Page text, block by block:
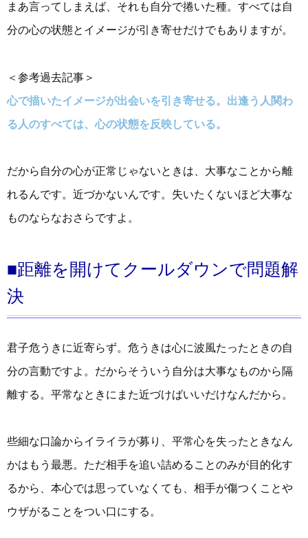
まあ言ってしまえば、それも自分で捲いた種。すべては自
分の心の状態とイメージが引き寄せだけでもありますが。
＜参考過去記事＞
心で描いたイメージが出会いを引き寄せる。出逢う人関わ
る人のすべては、心の状態を反映している。
だから自分の心が正常じゃないときは、大事なことから離
れるんです。近づかないんです。失いたくないほど大事な
ものならなおさらですよ。
■距離を開けてクールダウンで問題解
決
君子危うきに近寄らず。危うきは心に波風たったときの自
分の言動ですよ。だからそういう自分は大事なものから隔
離する。平常なときにまた近づけばいいだけなんだから。
些細な口論からイライラが募り、平常心を失ったときなん
かはもう最悪。ただ相手を追い詰めることのみが目的化す
るから、本心では思っていなくても、相手が傷つくことや
ウザがることをつい口にする。